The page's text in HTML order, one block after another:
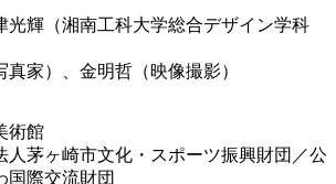
光輝（湘南工科大学総合デザイン学科
家）、金明哲（映像撮影）
術館
人茅ヶ崎市文化・スポーツ振興財団／公
国際交流財団